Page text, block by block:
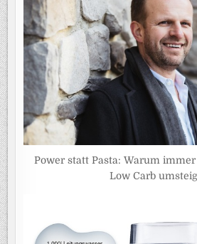
Power statt Pasta: Warum
Low Carb